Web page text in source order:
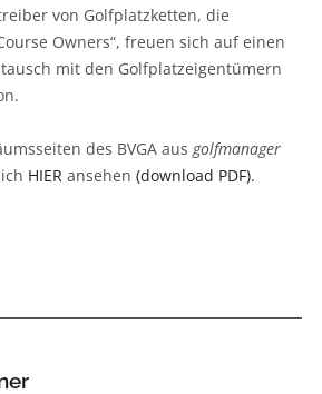
von Golfplatz­ketten, die
­Owners“, freuen sich auf einen
mit den ­Golf­platz­eigentümern
des BVGA aus golfmanager
HIERansehen (download PDF).